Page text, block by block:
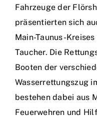
Fahrzeuge der
präsentierten sich
Main-Taunus-
Taucher. Die
Booten der
Wasserrettungszug
bestehen dabei aus
Feuerwehren und